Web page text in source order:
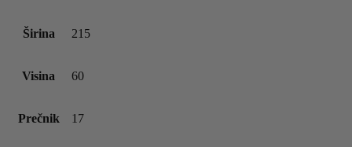
Širina 215
Visina 60
Prečnik 17